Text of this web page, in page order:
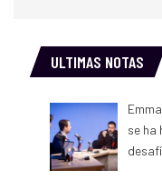
ULTIMAS NOTAS
se ha